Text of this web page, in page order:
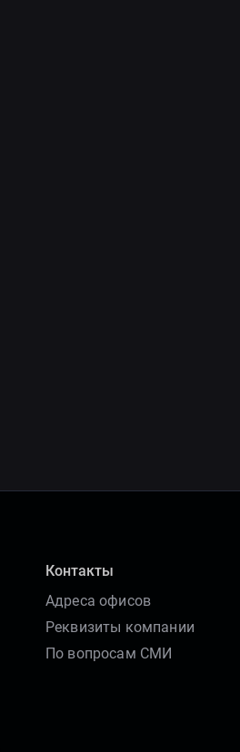
Контакты
Адреса офисов
Реквизиты компании
По вопросам СМИ